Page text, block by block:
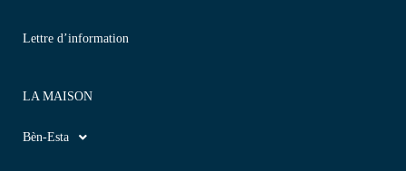
Lettre d’information
LA MAISON
Bèn-Esta